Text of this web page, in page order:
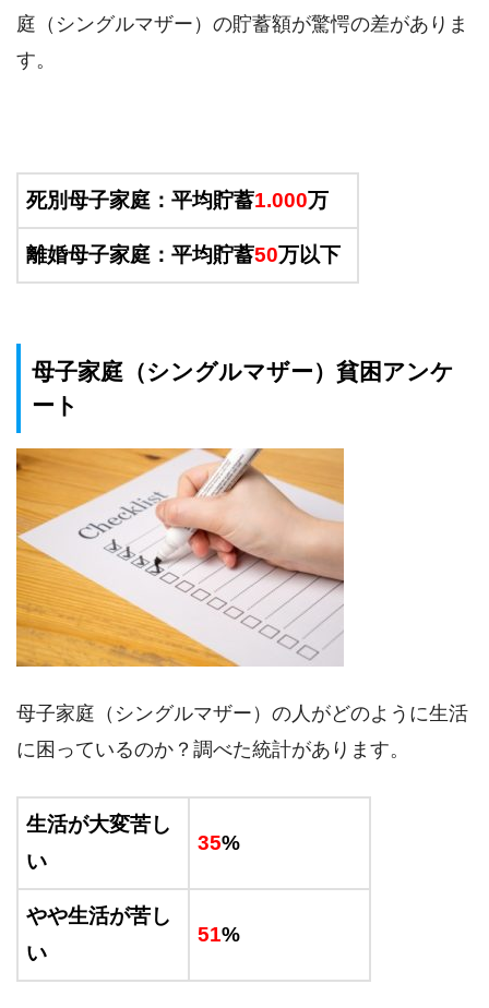
庭（シングルマザー）の貯蓄額が驚愕の差がありま
す。
死別母子家庭：平均貯蓄1.000万
離婚母子家庭：平均貯蓄50万以下
母子家庭（シングルマザー）貧困アンケ
ート
母子家庭（シングルマザー）の人がどのように生活
に困っているのか？調べた統計があります。
生活が大変苦し
い
35%
やや生活が苦し
い
51%